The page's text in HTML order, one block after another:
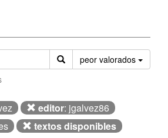
peor valorados
editor: jgalvez86
textos disponibles